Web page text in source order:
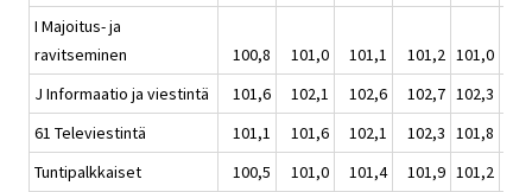
I Majoitus- ja
ravitseminen
100,8 101,0 101,1 101,2 101,0
J Informaatio ja viestintä
101,6 102,1 102,6 102,7 102,3
61 Televiestintä
101,1 101,6 102,1 102,3 101,8
Tuntipalkkaiset
100,5 101,0 101,4 101,9 101,2